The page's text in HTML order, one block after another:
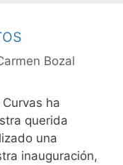
Bozal
ha
querida
una
inauguración,